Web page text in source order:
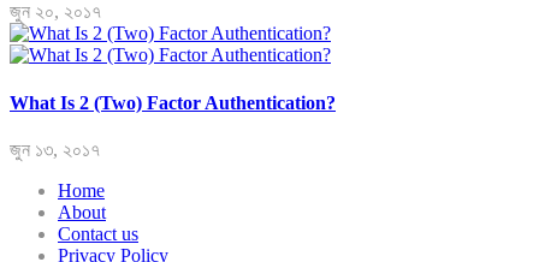
জুন ২০, ২০১৭
What Is 2 (Two) Factor Authentication?
জুন ১৩, ২০১৭
Home
About
Contact us
Privacy Policy